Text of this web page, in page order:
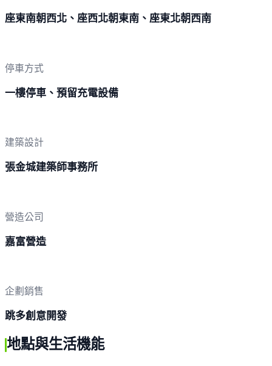
座東南朝西北、座西北朝東南、座東北朝西南
停車方式
一樓停車、預留充電設備
建築設計
張金城建築師事務所
營造公司
嘉富營造
企劃銷售
跳多創意開發
地點與生活機能